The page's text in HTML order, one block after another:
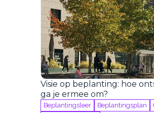
Visie op beplanting: hoe
ga je ermee om?
Beplantingsleer Beplantingsplan